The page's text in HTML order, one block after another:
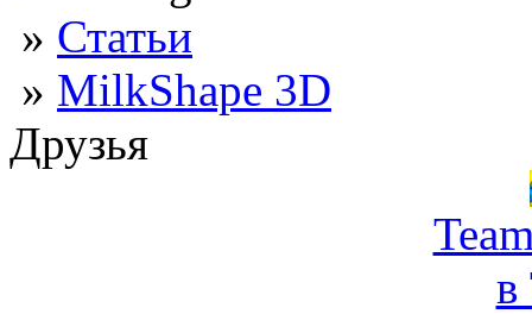
» Статьи
» MilkShape 3D
Друзья
в